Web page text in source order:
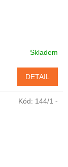
Skladem
DETAIL
Kód: 144/1 -